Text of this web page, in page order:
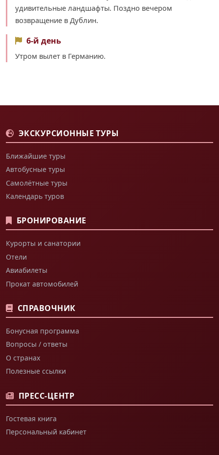
удивительные ландшафты. Поздно вечером
возвращение в Дублин.
6-й день
Утром вылет в Германию.
ЭКСКУРСИОННЫЕ ТУРЫ
Ближайшие туры
Автобусные туры
Самолётные туры
Календарь туров
БРОНИРОВАНИЕ
Курорты и санатории
Отели
Авиабилеты
Прокат автомобилей
СПРАВОЧНИК
Бонусная программа
Вопросы / ответы
О странах
Полезные ссылки
ПРЕСС-ЦЕНТР
Гостевая книга
Персональный кабинет